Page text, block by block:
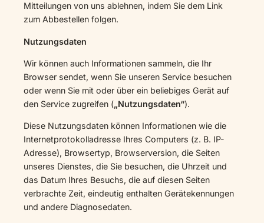
Mitteilungen von uns ablehnen, indem Sie dem Link
zum Abbestellen folgen.
Nutzungsdaten
Wir können auch Informationen sammeln, die Ihr
Browser sendet, wenn Sie unseren Service besuchen
oder wenn Sie mit oder über ein beliebiges Gerät auf
den Service zugreifen („Nutzungsdaten“).
Diese Nutzungsdaten können Informationen wie die
Internetprotokolladresse Ihres Computers (z. B. IP-
Adresse), Browsertyp, Browserversion, die Seiten
unseres Dienstes, die Sie besuchen, die Uhrzeit und
das Datum Ihres Besuchs, die auf diesen Seiten
verbrachte Zeit, eindeutig enthalten Gerätekennungen
und andere Diagnosedaten.